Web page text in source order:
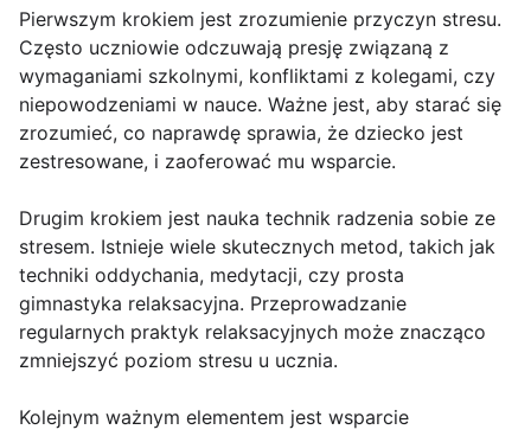
Pierwszym krokiem jest zrozumienie przyczyn stresu.
Często uczniowie odczuwają presję związaną z
wymaganiami szkolnymi, konfliktami z kolegami, czy
niepowodzeniami w nauce. Ważne jest, aby starać się
zrozumieć, co naprawdę sprawia, że dziecko jest
zestresowane, i zaoferować mu wsparcie.
Drugim krokiem jest nauka technik radzenia sobie ze
stresem. Istnieje wiele skutecznych metod, takich jak
techniki oddychania, medytacji, czy prosta
gimnastyka relaksacyjna. Przeprowadzanie
regularnych praktyk relaksacyjnych może znacząco
zmniejszyć poziom stresu u ucznia.
Kolejnym ważnym elementem jest wsparcie